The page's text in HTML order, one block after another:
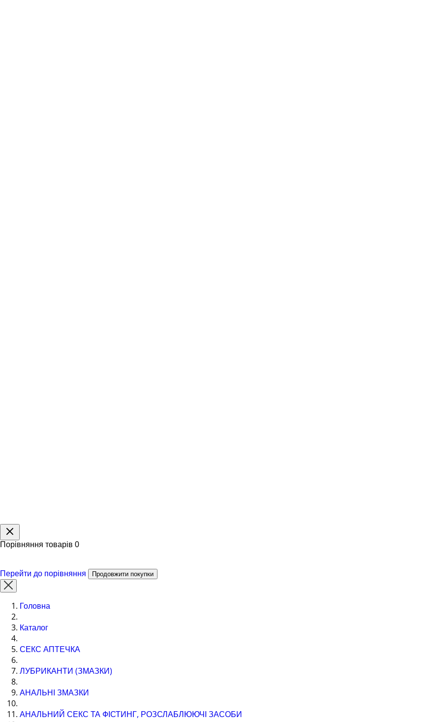
Порівняння товарів 0
Перейти до порівняння Продовжити покупки
Головна
Каталог
СЕКС АПТЕЧКА
ЛУБРИКАНТИ (ЗМАЗКИ)
АНАЛЬНІ ЗМАЗКИ
АНАЛЬНИЙ СЕКС ТА ФІСТИНГ, РОЗСЛАБЛЮЮЧІ ЗАСОБИ